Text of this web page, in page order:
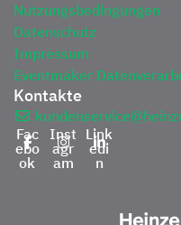
Nutzungsbedingungen
Datenschutz
Impressum
Eventmaker
Kontakte
Fac
ebo
ok
Inst
agr
am
Link
edi
n